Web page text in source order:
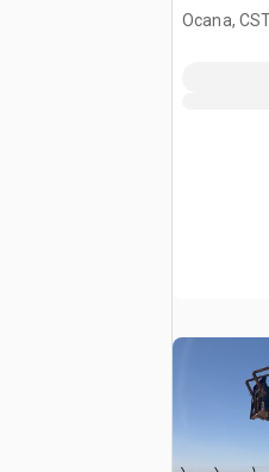
Ocana,